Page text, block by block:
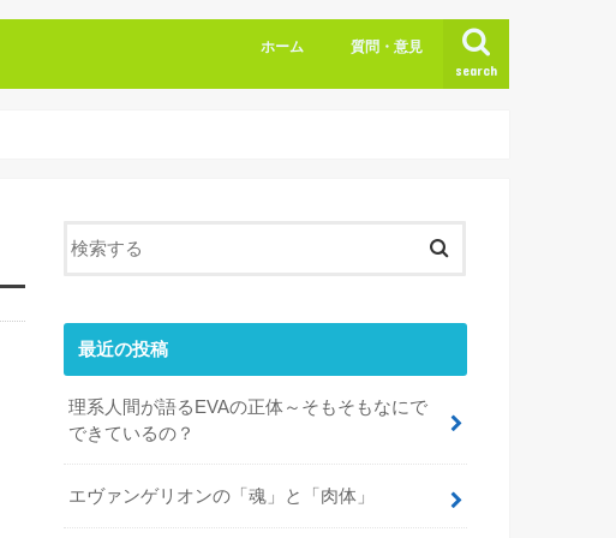
search
ホーム 質問・意見
最近の投稿
理系人間が語るEVAの正体～そもそもなにで
できているの？
エヴァンゲリオンの「魂」と「肉体」